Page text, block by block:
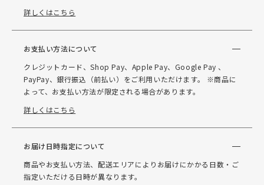
詳しくはこちら
お支払い方法について
クレジットカード、Shop Pay、Apple Pay、Google Pay 、
PayPay、銀行振込（前払い）をご利用いただけます。 ※商品に
よって、お支払い方法が限定される場合があります。
詳しくはこちら
お届け日時指定について
商品やお支払い方法、配送エリアによりお届けにかかる日数・ご
指定いただける日時が異なります。